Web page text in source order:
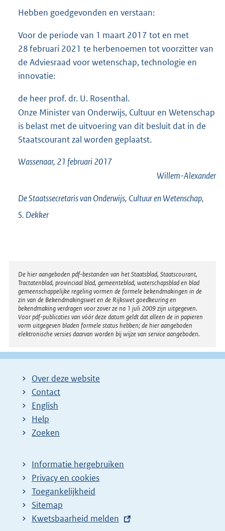
Hebben goedgevonden en verstaan:
Voor de periode van 1 maart 2017 tot en met
28 februari 2021 te herbenoemen tot voorzitter van
de Adviesraad voor wetenschap, technologie en
innovatie:
de heer prof. dr. U. Rosenthal.
Onze Minister van Onderwijs, Cultuur en Wetenschap
is belast met de uitvoering van dit besluit dat in de
Staatscourant zal worden geplaatst.
Wassenaar, 21 februari 2017
Willem-Alexander
De Staatssecretaris van Onderwijs, Cultuur en Wetenschap,
S. Dekker
Disclaimer
De hier aangeboden pdf-bestanden van het Staatsblad, Staatscourant,
Tractatenblad, provinciaal blad, gemeenteblad, waterschapsblad en blad
gemeenschappelijke regeling vormen de formele bekendmakingen in de
zin van de Bekendmakingswet en de Rijkswet goedkeuring en
bekendmaking verdragen voor zover ze na 1 juli 2009 zijn uitgegeven.
Voor pdf-publicaties van vóór deze datum geldt dat alleen de in papieren
vorm uitgegeven bladen formele status hebben; de hier aangeboden
elektronische versies daarvan worden bij wijze van service aangeboden.
Over deze website
Contact
English
Help
Zoeken
Informatie hergebruiken
Privacy en cookies
Toegankelijkheid
Sitemap
E
Kwetsbaarheid melden